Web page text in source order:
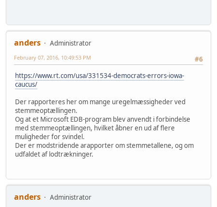
anders
Administrator
#6
February 07, 2016, 10:49:53 PM
https://www.rt.com/usa/331534-democrats-errors-iowa-
caucus/
Der rapporteres her om mange uregelmæssigheder ved
stemmeoptællingen.
Og at et Microsoft EDB-program blev anvendt i forbindelse
med stemmeoptællingen, hvilket åbner en ud af flere
muligheder for svindel.
Der er modstridende arapporter om stemmetallene, og om
udfaldet af lodtrækninger.
anders
Administrator